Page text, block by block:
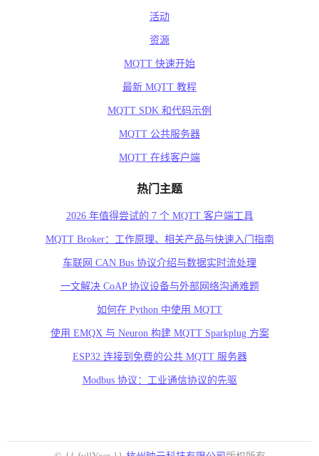
活动
资源
MQTT 快速开始
最新 MQTT 教程
MQTT SDK 和代码示例
MQTT 公共服务器
MQTT 在线客户端
热门主题
2026 年值得尝试的 7 个 MQTT 客户端工具
MQTT Broker：工作原理、相关产品与快速入门指南
车联网 CAN Bus 协议介绍与数据实时流处理
一文解决 CoAP 协议设备与外部网络沟通难题
如何在 Python 中使用 MQTT
使用 EMQX 与 Neuron 构建 MQTT Sparkplug 方案
ESP32 连接到免费的公共 MQTT 服务器
Modbus 协议：工业通信协议的先驱